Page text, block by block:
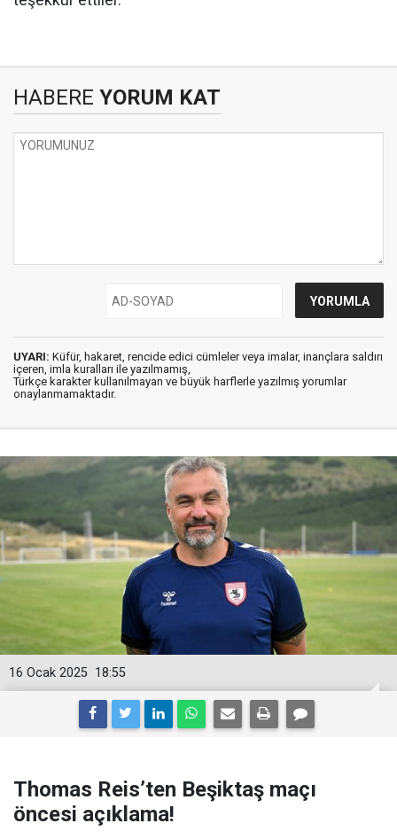
HABERE YORUM KAT
UYARI: Küfür, hakaret, rencide edici cümleler veya imalar, inançlara saldırı
içeren, imla kuralları ile yazılmamış,
Türkçe karakter kullanılmayan ve büyük harflerle yazılmış yorumlar
onaylanmamaktadır.
18:55
16 Ocak 2025
Thomas Reis’ten Beşiktaş maçı
öncesi açıklama!